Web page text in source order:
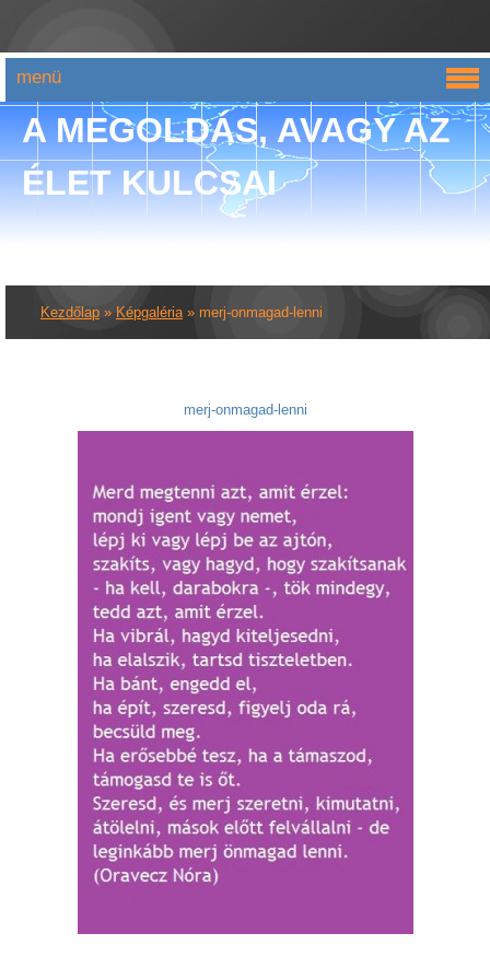
A MEGOLDÁS, AVAGY AZ
ÉLET KULCSAI
Kezdőlap » Képgaléria» merj-onmagad-lenni
merj-onmagad-lenni
menü